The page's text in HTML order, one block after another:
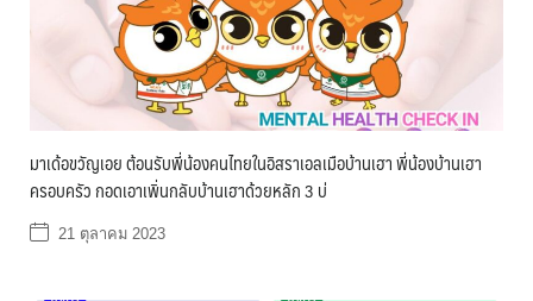
มาเด้อขวัญเอย ต้อนรับพี่น้องคนไทยในอิสราเอลเมือบ้านเฮา พี่น้องบ้านเฮา
ครอบครัว กอดเอาเพิ่นกลับบ้านเฮาด้วยหลัก 3 บ่
21 ตุลาคม 2023